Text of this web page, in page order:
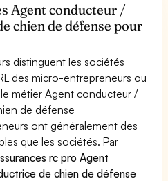
Agent conducteur /
chien de défense pour
distinguent les sociétés
des micro-entrepreneurs ou
métier Agent conducteur /
de défense
ont généralement des
que les sociétés. Par
rc pro Agent
de chien de défense